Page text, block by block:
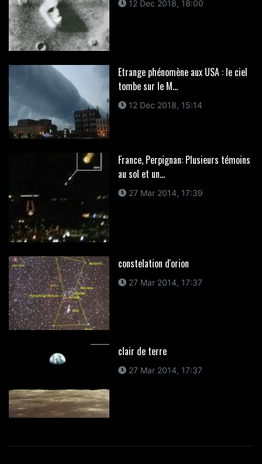
12 Dec 2018, 18:00
Etrange phénomène aux USA : le ciel
tombe sur le M...
12 Dec 2018, 15:14
France, Perpignan: Plusieurs témoins
au sol et un...
27 Mar 2014, 17:39
constelation d'orion
27 Mar 2014, 17:37
clair de terre
27 Mar 2014, 17:37